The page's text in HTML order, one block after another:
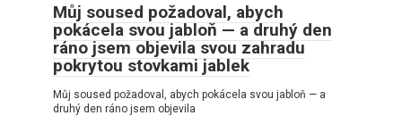
Můj soused požadoval, abych
pokácela svou jabloň — a druhý den
ráno jsem objevila svou zahradu
pokrytou stovkami jablek
Můj soused požadoval, abych pokácela svou jabloň — a
druhý den ráno jsem objevila